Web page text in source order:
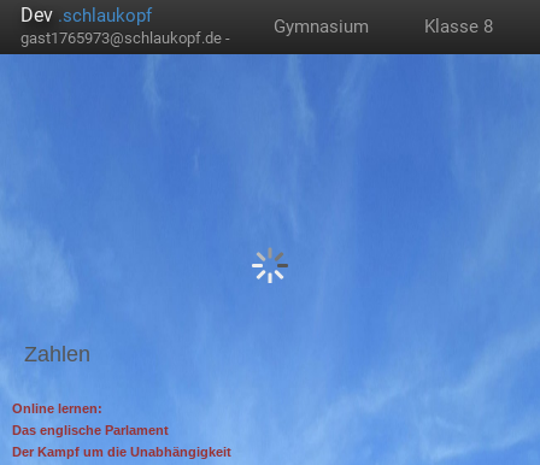
Dev .schlaukopf
gast1765973@schlaukopf.de -
Gymnasium Klasse 8
Zahlen
Online lernen:
Das englische Parlament
Der Kampf um die Unabhängigkeit